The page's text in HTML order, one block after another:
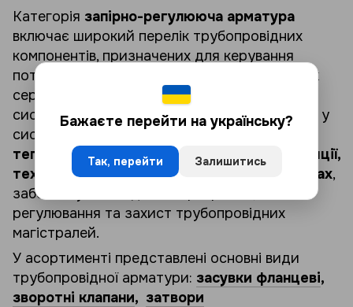
Категорія запірно-регулююча арматура
включає широкий перелік трубопровідних
компонентів, призначених для керування
потоками рідин, газу, пари та інших робочих
середовищ у інженерних і промислових
системах. Дане обладнання застосовується у
системах
водопостачання, опалення,
теплопостачання, газопостачання, вентиляції,
технологічних і промислових трубопроводах,
забезпечуючи надійне перекриття,
регулювання та захист трубопровідних
магістралей.
У асортименті представлені основні види
трубопровідної арматури: засувки фланцеві,
зворотні клапани, затвори
Бажаєте перейти на українську?
Так, перейти Залишитись